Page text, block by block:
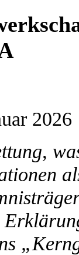
2026